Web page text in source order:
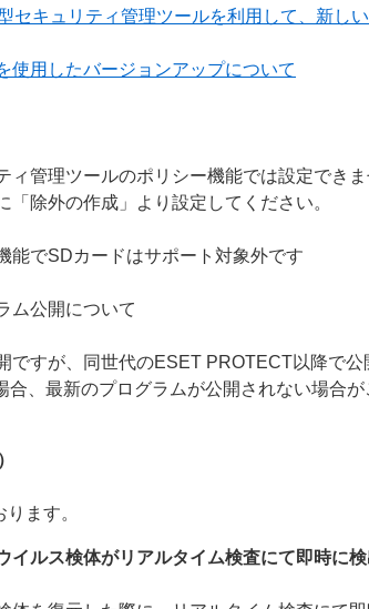
セキュリティ管理ツールを利用して、新し
使用したバージョンアップについて
ィ管理ツールのポリシー機能では設定できま
「除外の作成」より設定してください。
能でSDカードはサポート対象外です
ム公開について
ですが、同世代のESET PROTECT以降で
合、最新のプログラムが公開されない場合が
ます。
イルス検体がリアルタイム検査にて即時に